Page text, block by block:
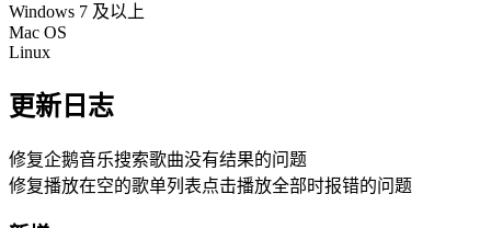
Windows 7 及以上
Mac OS
Linux
更新日志
修复企鹅音乐搜索歌曲没有结果的问题
修复播放在空的歌单列表点击播放全部时报错的问题